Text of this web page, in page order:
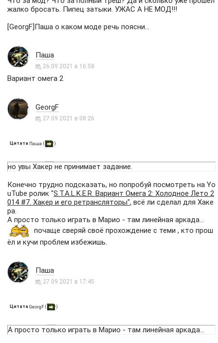
жалко бросать. Пипец затыки. УЖАС А НЕ МОД!!!
[GeorgF]Паша о каком моде речь поясни...
Паша
26.09.2021 в 16:58
Вариант омега 2
GeorgF
27.09.2021 в 08:26
Цитата Паша ( )
но увы Хакер не принимает задание.
Конечно трудно подсказать, но попробуй посмотреть на Yo
uTube ролик "S.T.A.L.K.E.R. Вариант Омега 2: Холодное Лето 2
014 #7. Хакер и его ретрансляторы", всё ли сделал для Хаке
ра.
А просто только играть в Марио - там линейная аркада...
почаще сверяй своё прохождение с теми , кто прош
ёл и кучи проблем избежишь.
Паша
27.09.2021 в 17:45
Цитата GeorgF ( )
А просто только играть в Марио - там линейная аркада...